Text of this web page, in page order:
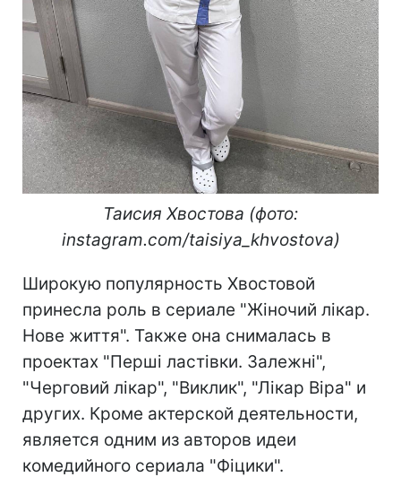
Таисия Хвостова (фото:
instagram.com/taisiya_khvostova)
Широкую популярность Хвостовой
принесла роль в сериале "Жіночий лікар.
Нове життя". Также она снималась в
проектах "Перші ластівки. Залежні",
"Черговий лікар", "Виклик", "Лікар Віра" и
других. Кроме актерской деятельности,
является одним из авторов идеи
комедийного сериала "Фіцики".